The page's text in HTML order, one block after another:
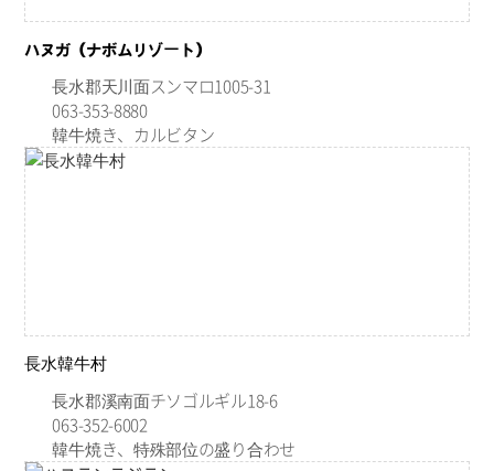
ハヌガ（ナボムリゾート）
長水郡天川面スンマロ1005-31
063-353-8880
韓牛焼き、カルビタン
長水韓牛村
長水郡溪南面チソゴルギル18-6
063-352-6002
韓牛焼き、特殊部位の盛り合わせ